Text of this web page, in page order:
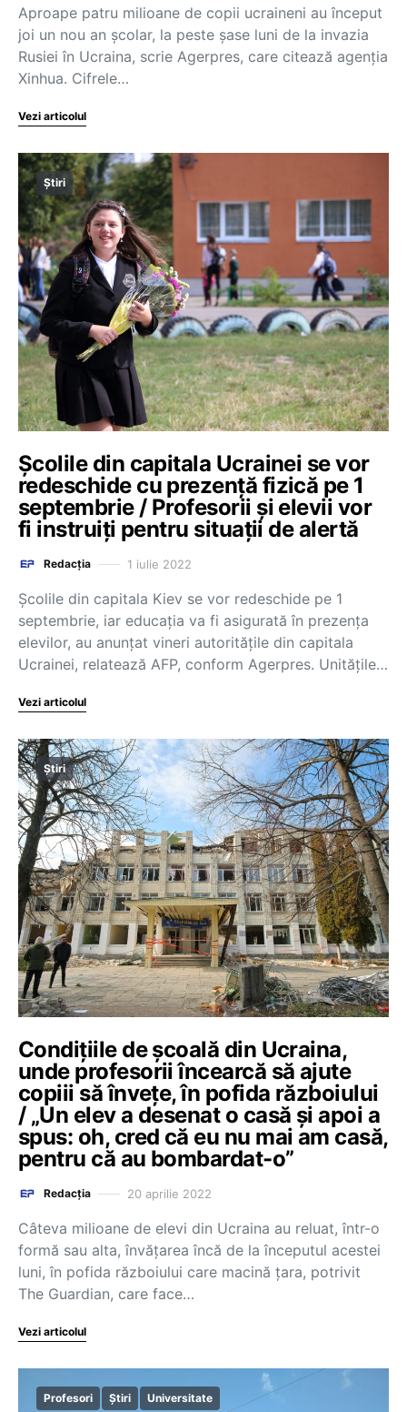
Aproape patru milioane de copii ucraineni au început
joi un nou an şcolar, la peste şase luni de la invazia
Rusiei în Ucraina, scrie Agerpres, care citează agenția
Xinhua. Cifrele…
Vezi articolul
Știri
Școlile din capitala Ucrainei se vor
redeschide cu prezență fizică pe 1
septembrie / Profesorii și elevii vor
fi instruiți pentru situații de alertă
Redacția 1 iulie 2022
Școlile din capitala Kiev se vor redeschide pe 1
septembrie, iar educația va fi asigurată în prezența
elevilor, au anunțat vineri autoritățile din capitala
Ucrainei, relatează AFP, conform Agerpres. Unităţile…
Vezi articolul
Știri
Condițiile de școală din Ucraina,
unde profesorii încearcă să ajute
copiii să învețe, în pofida războiului
/ „Un elev a desenat o casă și apoi a
spus: oh, cred că eu nu mai am casă,
pentru că au bombardat-o”
Redacția 20 aprilie 2022
Câteva milioane de elevi din Ucraina au reluat, într-o
formă sau alta, învățarea încă de la începutul acestei
luni, în pofida războiului care macină țara, potrivit
The Guardian, care face…
Vezi articolul
Profesori Știri Universitate